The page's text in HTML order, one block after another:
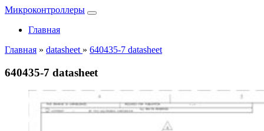
Микроконтроллеры
Главная
Главная » datasheet » 640435-7 datasheet
640435-7 datasheet